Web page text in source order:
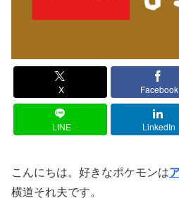
X Facebook
LINE LinkedIn
こんにちは。好きなポケモンは
横道それ夫です。